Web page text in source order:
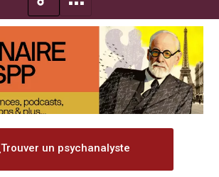
Trouver un psychanalyste